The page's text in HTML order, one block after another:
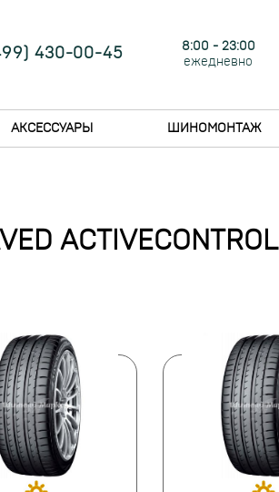
430-00-45
8:00 - 23:00
ежедневно
АКСЕССУАРЫ ШИНОМОНТАЖ
ACTIVECONTROL